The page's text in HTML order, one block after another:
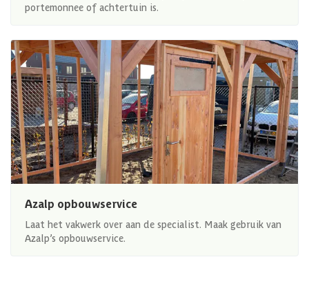
portemonnee of achtertuin is.
Azalp opbouwservice
Laat het vakwerk over aan de specialist. Maak gebruik van
Azalp’s opbouwservice.